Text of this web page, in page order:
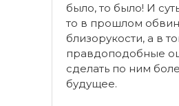
было, то было! И
то в прошлом
близорукости, а в
правдоподобные
сделать по ним
будущее.